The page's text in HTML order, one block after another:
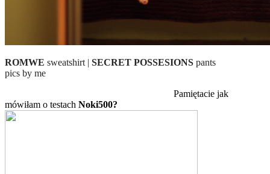
ROMWE sweatshirt | SECRET POSSESIONS pants
pics by me
Pamiętacie jak
mówiłam o testach Noki500?